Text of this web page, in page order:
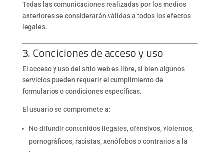
Todas las comunicaciones realizadas por los medios
anteriores se considerarán válidas a todos los efectos
legales.
3. Condiciones de acceso y uso
El acceso y uso del sitio web es libre, si bien algunos
servicios pueden requerir el cumplimiento de
formularios o condiciones específicas.
El usuario se compromete a:
No difundir contenidos ilegales, ofensivos, violentos,
pornográficos, racistas, xenófobos o contrarios a la